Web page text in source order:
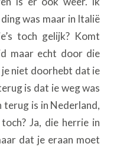
was maar in Italië
toch gelijk? Komt
maar echt door die
je niet doorhebt dat ie
is dat ie weg was
terug is in Nederland,
Ja, die herrie in
dat je eraan moet